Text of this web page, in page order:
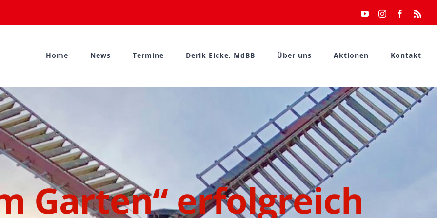
YouTubeInstagramFacebook
Home News Termine Derik Eicke, MdBB Über uns Aktionen Kontakt
Garten“ erfolgreich